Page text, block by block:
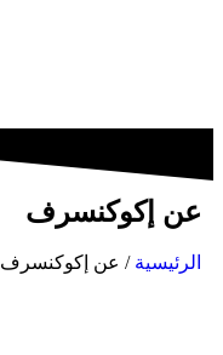
عن إكوكنسرف
الرئيسية / عن إكوكنسرف